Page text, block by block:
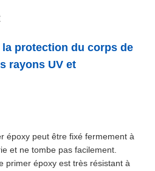
protection du corps de
rayons UV et
époxy peut être fixé fermement à
et ne tombe pas facilement.
primer époxy est très résistant à